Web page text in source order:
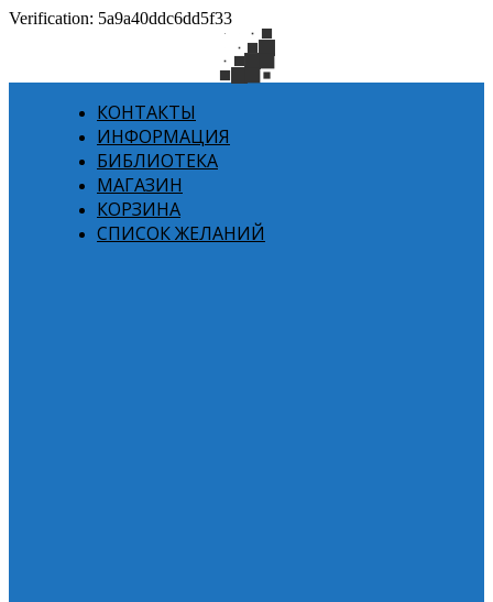
Verification: 5a9a40ddc6dd5f33
КОНТАКТЫ
ИНФОРМАЦИЯ
БИБЛИОТЕКА
МАГАЗИН
КОРЗИНА
СПИСОК ЖЕЛАНИЙ